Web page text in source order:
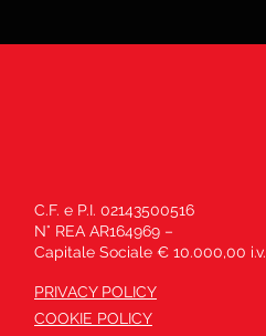
C.F. e P.I. 02143500516
N° REA AR164969 –
Capitale Sociale € 10.000,00 i.v.
PRIVACY POLICY
COOKIE POLICY